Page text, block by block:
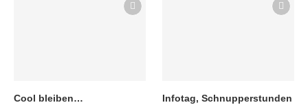
Cool bleiben…
Infotag, Schnupperstunden